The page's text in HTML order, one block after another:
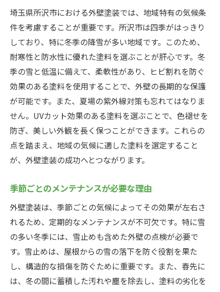
埼玉県所沢市における外壁塗装では、地域特有の気候条
件を考慮することが重要です。所沢市は四季がはっきり
しており、特に冬季の降雪が多い地域です。このため、
耐寒性と防水性に優れた塗料を選ぶことが肝心です。冬
季の雪と低温に備えて、柔軟性があり、ヒビ割れを防ぐ
効果のある塗料を使用することで、外壁の長期的な保護
が可能です。また、夏場の紫外線対策も忘れてはなりま
せん。UVカット効果のある塗料を選ぶことで、色褪せを
防ぎ、美しい外観を長く保つことができます。これらの
点を踏まえ、地域の気候に適した塗料を選定すること
が、外壁塗装の成功へとつながります。
季節ごとのメンテナンスが必要な理由
外壁塗装は、季節ごとの気候によってその効果が左右さ
れるため、定期的なメンテナンスが不可欠です。特に雪
の多い冬季には、雪止めも含めた外壁の点検が必要で
す。雪止めは、屋根からの雪の落下を防ぐ役割を果た
し、構造的な損傷を防ぐために重要です。また、春先に
は、冬の間に蓄積した汚れや塵を除去し、塗料の劣化を